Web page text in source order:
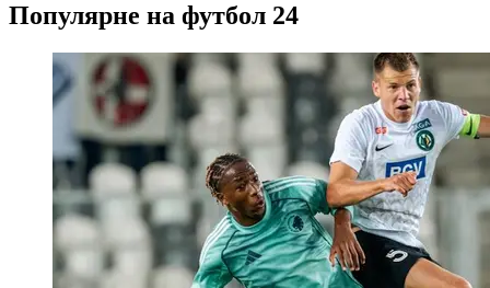
Популярне на футбол 24